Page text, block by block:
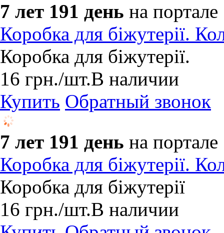
7 лет 191 день на портале
Коробка для біжутерії.
Коробка для біжутерії.
16 грн./шт.В наличии
Купить Обратный звонок
7 лет 191 день на портале
Коробка для біжутерії.
Коробка для біжутерії
16 грн./шт.В наличии